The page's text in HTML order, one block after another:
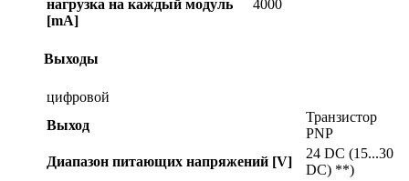
нагрузка на каждый модуль
[mA]
4000
Выходы
цифровой
Выход
Транзистор
PNP
Диапазон питающих напряжений [V]
24 DC (15...30
DC) **)